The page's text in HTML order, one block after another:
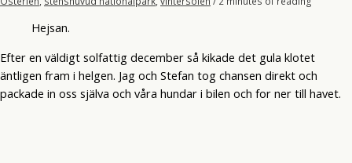
Hejsan.
Efter en väldigt solfattig december så kikade det gula klotet
äntligen fram i helgen. Jag och Stefan tog chansen direkt och
packade in oss själva och våra hundar i bilen och for ner till havet.